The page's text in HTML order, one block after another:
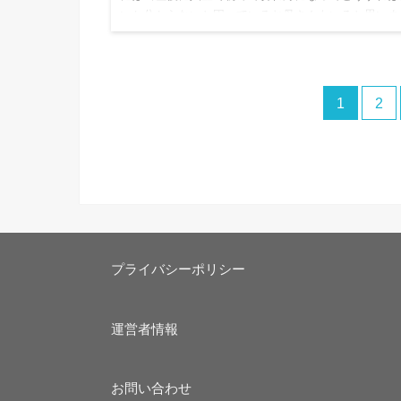
1 2
プライバシーポリシー
運営者情報
お問い合わせ